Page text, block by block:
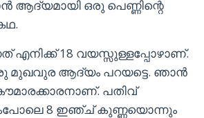
ആദ്യമായി ഒരു പെണ്ണിന്റെ
എനിക്ക് 18 വയസ്സുള്ളപ്പോഴാണ്.
മുഖവുര ആദ്യം പറയട്ടെ. ഞാൻ
പതിവ്
8 ഇഞ്ച് കുണ്ണയൊന്നും